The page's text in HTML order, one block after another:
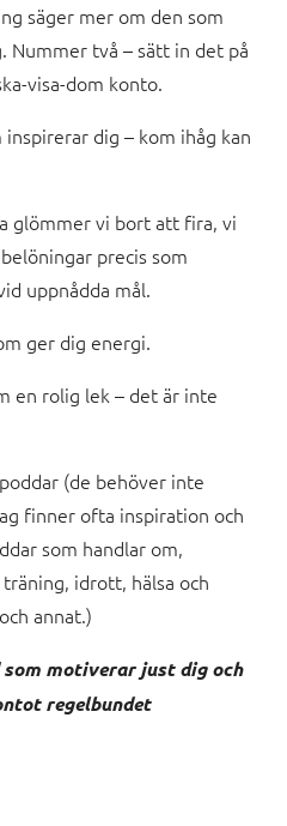
säger mer om den som
Nummer två – sätt in det på
visa-dom konto.
dig – kom ihåg kan
glömmer vi bort att fira, vi
precis som
uppnådda mål.
ger dig energi.
en rolig lek – det är inte
(de behöver inte
finner ofta inspiration och
som handlar om,
idrott, hälsa och
annat.)
som motiverar just dig och
regelbundet